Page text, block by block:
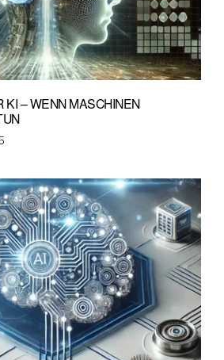
KI – WENN MASCHINEN